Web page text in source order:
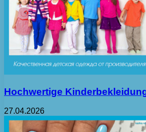
Hochwertige
27.04.2026